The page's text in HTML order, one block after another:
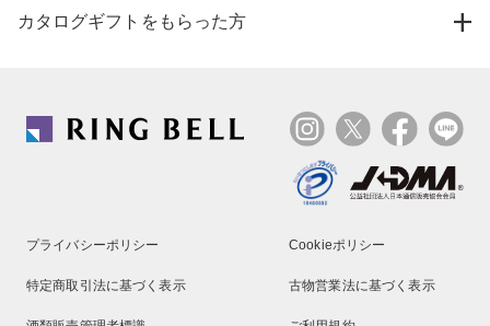
カタログギフトをもらった方
プライバシーポリシー Cookieポリシー
特定商取引法に基づく表示 古物営業法に基づく表示